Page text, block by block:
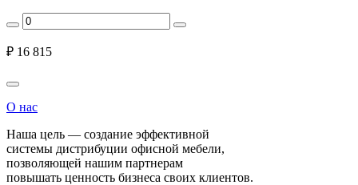
₽ 16 815
О нас
Наша цель — создание эффективной
системы дистрибуции офисной мебели,
позволяющей нашим партнерам
повышать ценность бизнеса своих клиентов.